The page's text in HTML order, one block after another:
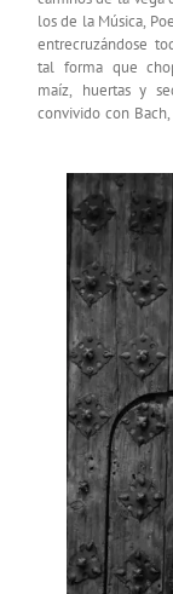
los de la Música,
entrecruzándose
tal forma que
maíz, huertas y
convivido con